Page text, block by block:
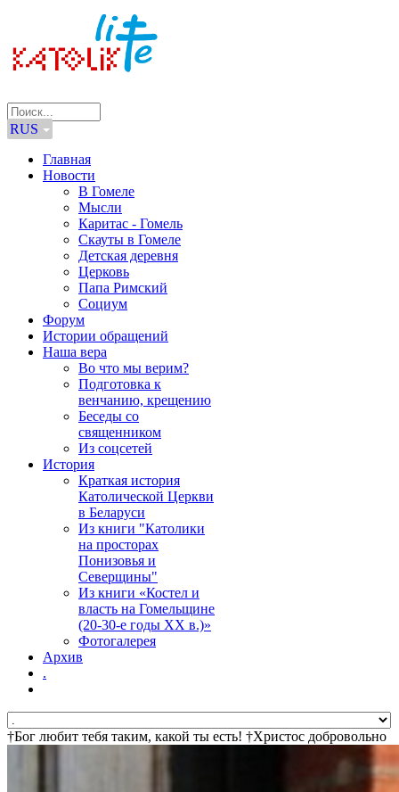
RUS
Главная
Новости
В Гомеле
Мысли
Каритас - Гомель
Скауты в Гомеле
Детская деревня
Церковь
Папа Римский
Социум
Форум
Истории обращений
Наша вера
Во что мы верим?
Подготовка к
венчанию, крещению
Беседы со
священником
Из соцсетей
История
Краткая история
Католической Церкви
в Беларуси
Из книги "Католики
на просторах
Понизовья и
Северщины"
Из книги «Костел и
власть на Гомельщине
(20-30-е годы ХХ в.)»
Фотогалерея
Архив
.
†Бог любит тебя таким, какой ты есть! †Христос добровольно